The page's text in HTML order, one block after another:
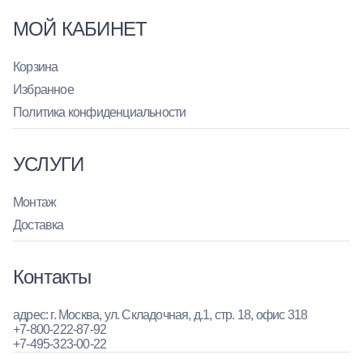
МОЙ КАБИНЕТ
Корзина
Избранное
Политика конфиденциальности
УСЛУГИ
Монтаж
Доставка
Контакты
адрес: г. Москва, ул. Складочная, д.1, стр. 18, офис 318
+7-800-222-87-92
+7-495-323-00-22